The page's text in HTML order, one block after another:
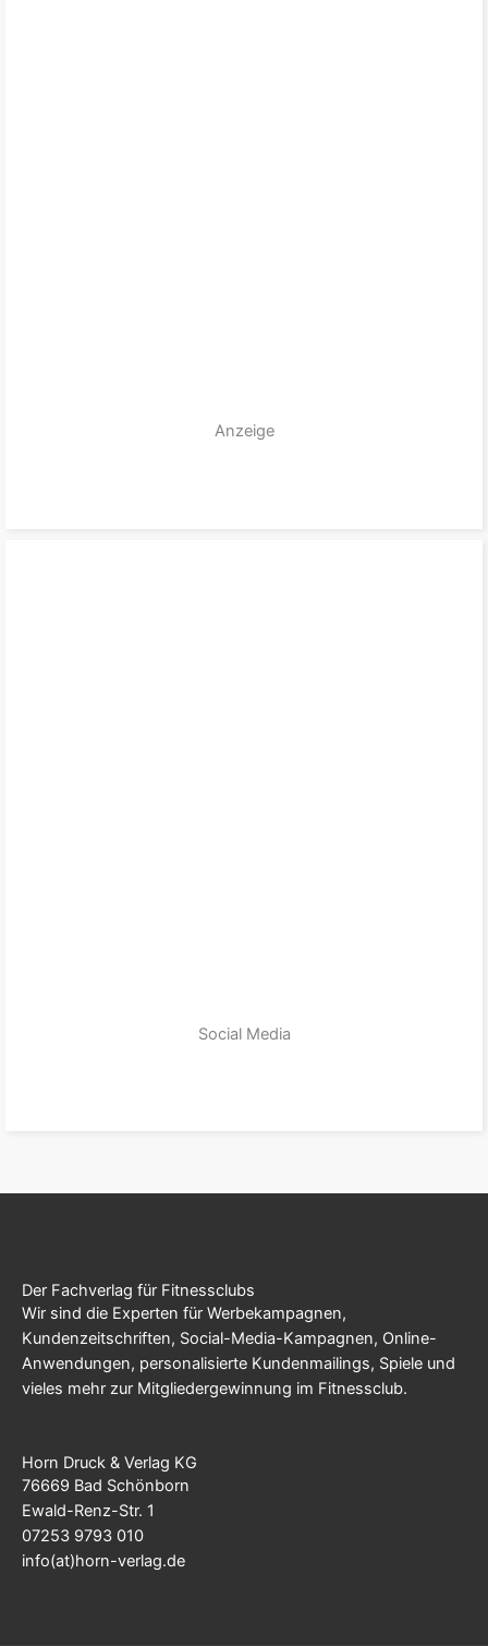
Anzeige
Social Media
Der Fachverlag für Fitnessclubs
Wir sind die Experten für Werbekampagnen,
Kundenzeitschriften, Social-Media-Kampagnen, Online-
Anwendungen, personalisierte Kundenmailings, Spiele und
vieles mehr zur Mitgliedergewinnung im Fitnessclub.
Horn Druck & Verlag KG
76669 Bad Schönborn
Ewald-Renz-Str. 1
07253 9793 010
info(at)horn-verlag.de